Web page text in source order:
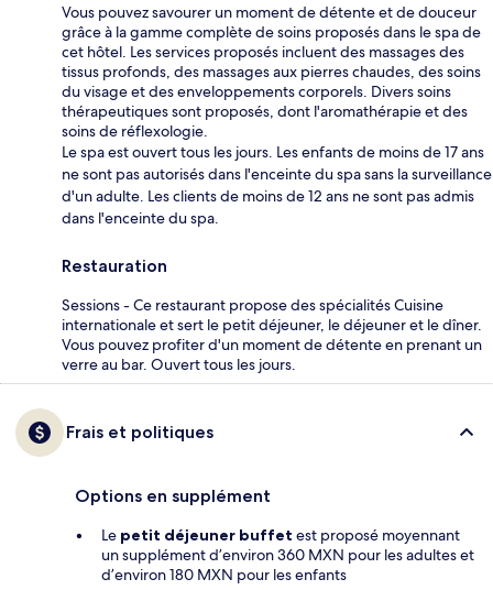
Vous pouvez savourer un moment de détente et de douceur
grâce à la gamme complète de soins proposés dans le spa de
cet hôtel. Les services proposés incluent des massages des
tissus profonds, des massages aux pierres chaudes, des soins
du visage et des enveloppements corporels. Divers soins
thérapeutiques sont proposés, dont l'aromathérapie et des
soins de réflexologie.
Le spa est ouvert tous les jours. Les enfants de moins de 17 ans
ne sont pas autorisés dans l'enceinte du spa sans la surveillance
d'un adulte. Les clients de moins de 12 ans ne sont pas admis
dans l'enceinte du spa.
Restauration
Sessions - Ce restaurant propose des spécialités Cuisine
internationale et sert le petit déjeuner, le déjeuner et le dîner.
Vous pouvez profiter d'un moment de détente en prenant un
verre au bar. Ouvert tous les jours.
Frais et politiques
Options en supplément
Le petit déjeuner buffet est proposé moyennant
un supplément d’environ 360 MXN pour les adultes et
d’environ 180 MXN pour les enfants